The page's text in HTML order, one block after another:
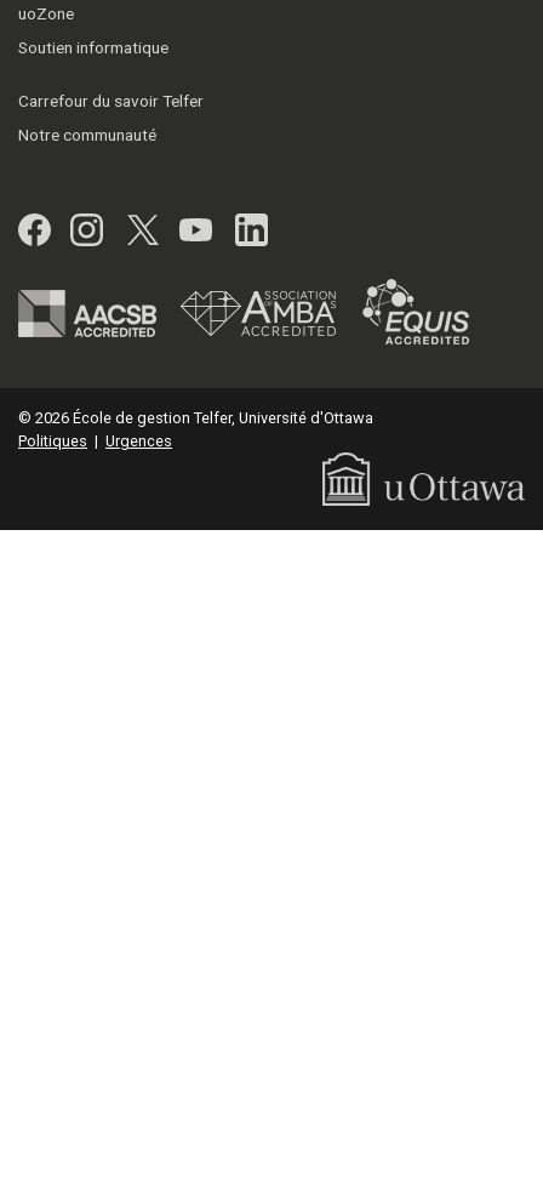
uoZone
Soutien informatique
Carrefour du savoir Telfer
Notre communauté
Facebook
Instagram
Twitter
YouTubeLinkedIn
© 2026 École de gestion Telfer, Université d'Ottawa
Politiques | Urgences